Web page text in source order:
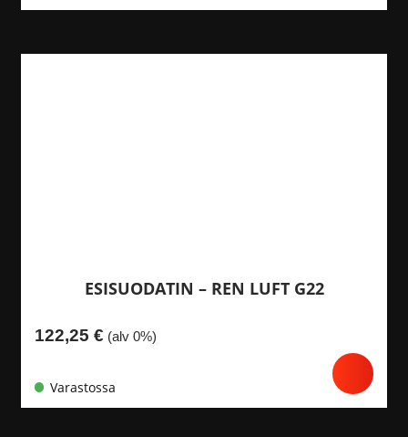
ESISUODATIN – REN LUFT G22
122,25 € (alv 0%)
Varastossa